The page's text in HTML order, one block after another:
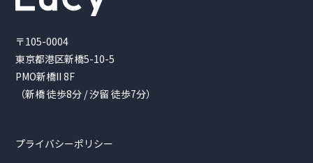
〒105-0004
東京都港区新橋5-10-5
PMO新橋II 8F
（新橋 徒歩8分 / 汐留 徒歩7分）
プライバシーポリシー